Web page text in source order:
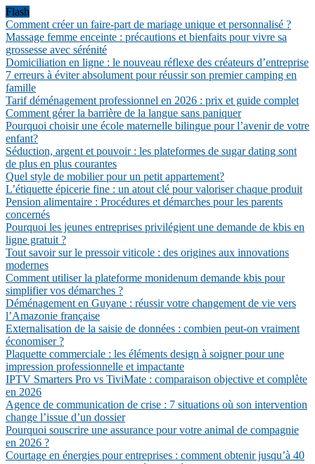
Flash
Comment créer un faire-part de mariage unique et personnalisé ?
Massage femme enceinte : précautions et bienfaits pour vivre sa
grossesse avec sérénité
Domiciliation en ligne : le nouveau réflexe des créateurs d’entreprise
7 erreurs à éviter absolument pour réussir son premier camping en
famille
Tarif déménagement professionnel en 2026 : prix et guide complet
Comment gérer la barrière de la langue sans paniquer
Pourquoi choisir une école maternelle bilingue pour l’avenir de votre
enfant?
Séduction, argent et pouvoir : les plateformes de sugar dating sont
de plus en plus courantes
Quel style de mobilier pour un petit appartement?
L’étiquette épicerie fine : un atout clé pour valoriser chaque produit
Pension alimentaire : Procédures et démarches pour les parents
concernés
Pourquoi les jeunes entreprises privilégient une demande de kbis en
ligne gratuit ?
Tout savoir sur le pressoir viticole : des origines aux innovations
modernes
Comment utiliser la plateforme monidenum demande kbis pour
simplifier vos démarches ?
Déménagement en Guyane : réussir votre changement de vie vers
l’Amazonie française
Externalisation de la saisie de données : combien peut-on vraiment
économiser ?
Plaquette commerciale : les éléments design à soigner pour une
impression professionnelle et impactante
IPTV Smarters Pro vs TiviMate : comparaison objective et complète
en 2026
Agence de communication de crise : 7 situations où son intervention
change l’issue d’un dossier
Pourquoi souscrire une assurance pour votre animal de compagnie
en 2026 ?
Courtage en énergies pour entreprises : comment obtenir jusqu’à 40